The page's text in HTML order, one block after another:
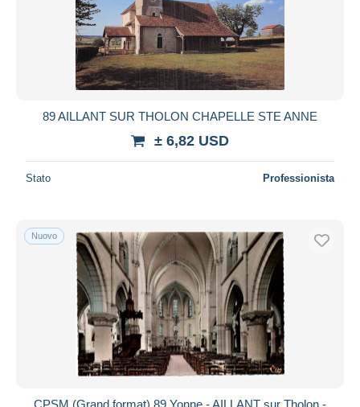
89 AILLANT SUR THOLON CHAPELLE STE ANNE
± 6,82 USD
Stato Professionista
Nuovo
CPSM (Grand format) 89 Yonne - AILLANT sur Tholon -